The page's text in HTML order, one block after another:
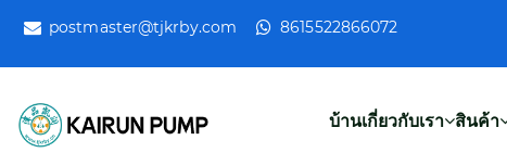
postmaster@tjkrby.com 8615522866072
บ้านเกี่ยวกับเรา สินค้า